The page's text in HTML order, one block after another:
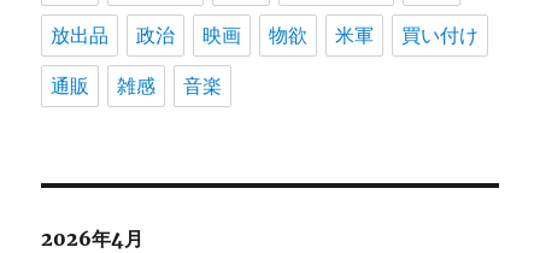
放出品 政治 映画 物欲 米軍 買い付け
通販 雑感 音楽
2026年4月